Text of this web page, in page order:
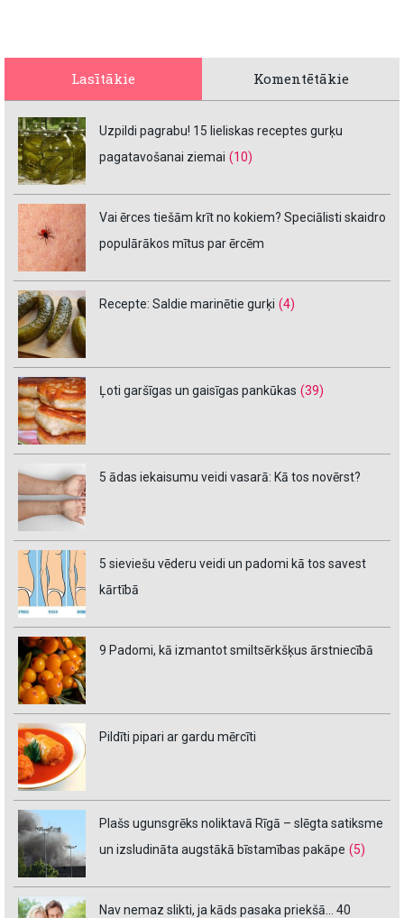
Lasītākie Komentētākie
Uzpildi pagrabu! 15 lieliskas receptes gurķu
pagatavošanai ziemai (10)
Vai ērces tiešām krīt no kokiem? Speciālisti skaidro
populārākos mītus par ērcēm
Recepte: Saldie marinētie gurķi (4)
Ļoti garšīgas un gaisīgas pankūkas (39)
5 ādas iekaisumu veidi vasarā: Kā tos novērst?
5 sieviešu vēderu veidi un padomi kā tos savest
kārtībā
9 Padomi, kā izmantot smiltsērkšķus ārstniecībā
Pildīti pipari ar gardu mērcīti
Plašs ugunsgrēks noliktavā Rīgā – slēgta satiksme
un izsludināta augstākā bīstamības pakāpe (5)
Nav nemaz slikti, ja kāds pasaka priekšā… 40